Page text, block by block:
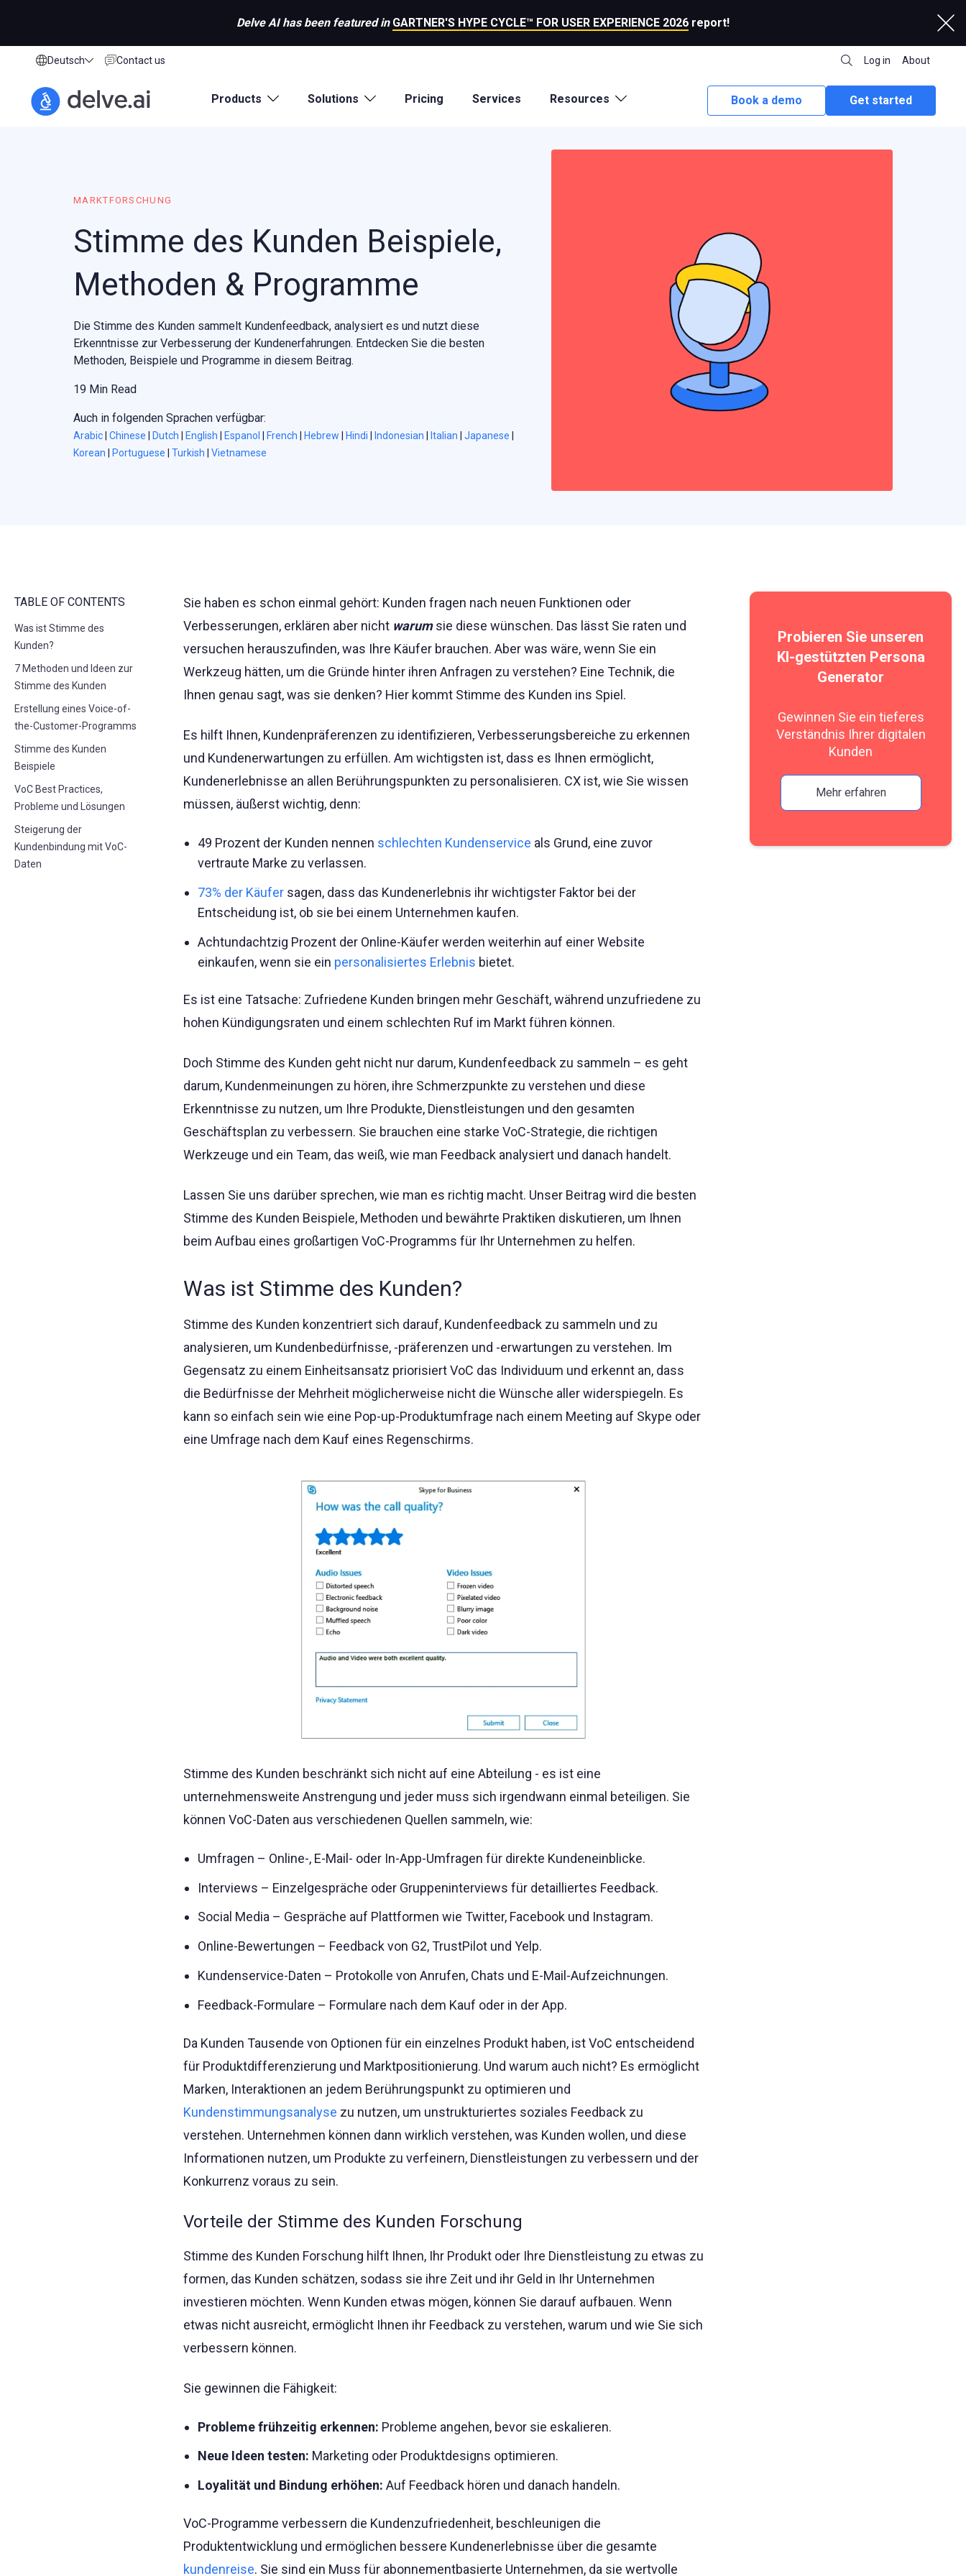
Delve AI has been featured in GARTNER'S HYPE CYCLE™ FOR USER EXPERIENCE 2026 report!
Deutsch Contact us Log in About
Products Solutions Pricing Services Resources Book a demo Get started
MARKTFORSCHUNG
Stimme des Kunden Beispiele,
Methoden & Programme
Die Stimme des Kunden sammelt Kundenfeedback, analysiert es und nutzt diese
Erkenntnisse zur Verbesserung der Kundenerfahrungen. Entdecken Sie die besten
Methoden, Beispiele und Programme in diesem Beitrag.
19 Min Read
Auch in folgenden Sprachen verfügbar:
Arabic| Chinese | Dutch | English | Espanol | French | Hebrew | Hindi | Indonesian | Italian | Japanese |
Korean | Portuguese | Turkish | Vietnamese
TABLE OF CONTENTS
Was ist Stimme des
Kunden?
7 Methoden und Ideen zur
Stimme des Kunden
Erstellung eines Voice-of-
the-Customer-Programms
Stimme des Kunden
Beispiele
VoC Best Practices,
Probleme und Lösungen
Steigerung der
Kundenbindung mit VoC-
Daten
Sie haben es schon einmal gehört: Kunden fragen nach neuen Funktionen oder
Verbesserungen, erklären aber nicht warumsie diese wünschen. Das lässt Sie raten und
versuchen herauszufinden, was Ihre Käufer brauchen. Aber was wäre, wenn Sie ein
Werkzeug hätten, um die Gründe hinter ihren Anfragen zu verstehen? Eine Technik, die
Ihnen genau sagt, was sie denken? Hier kommt Stimme des Kunden ins Spiel.
Es hilft Ihnen, Kundenpräferenzen zu identifizieren, Verbesserungsbereiche zu erkennen
und Kundenerwartungen zu erfüllen. Am wichtigsten ist, dass es Ihnen ermöglicht,
Kundenerlebnisse an allen Berührungspunkten zu personalisieren. CX ist, wie Sie wissen
müssen, äußerst wichtig, denn:
49 Prozent der Kunden nennen schlechten Kundenservice als Grund, eine zuvor
vertraute Marke zu verlassen.
73% der Käufersagen, dass das Kundenerlebnis ihr wichtigster Faktor bei der
Entscheidung ist, ob sie bei einem Unternehmen kaufen.
Achtundachtzig Prozent der Online-Käufer werden weiterhin auf einer Website
einkaufen, wenn sie ein personalisiertes Erlebnis bietet.
Es ist eine Tatsache: Zufriedene Kunden bringen mehr Geschäft, während unzufriedene zu
hohen Kündigungsraten und einem schlechten Ruf im Markt führen können.
Doch Stimme des Kunden geht nicht nur darum, Kundenfeedback zu sammeln – es geht
darum, Kundenmeinungen zu hören, ihre Schmerzpunkte zu verstehen und diese
Erkenntnisse zu nutzen, um Ihre Produkte, Dienstleistungen und den gesamten
Geschäftsplan zu verbessern. Sie brauchen eine starke VoC-Strategie, die richtigen
Werkzeuge und ein Team, das weiß, wie man Feedback analysiert und danach handelt.
Lassen Sie uns darüber sprechen, wie man es richtig macht. Unser Beitrag wird die besten
Stimme des Kunden Beispiele, Methoden und bewährte Praktiken diskutieren, um Ihnen
beim Aufbau eines großartigen VoC-Programms für Ihr Unternehmen zu helfen.
Was ist Stimme des Kunden?
Stimme des Kunden konzentriert sich darauf, Kundenfeedback zu sammeln und zu
analysieren, um Kundenbedürfnisse, -präferenzen und -erwartungen zu verstehen. Im
Gegensatz zu einem Einheitsansatz priorisiert VoC das Individuum und erkennt an, dass
die Bedürfnisse der Mehrheit möglicherweise nicht die Wünsche aller widerspiegeln. Es
kann so einfach sein wie eine Pop-up-Produktumfrage nach einem Meeting auf Skype oder
eine Umfrage nach dem Kauf eines Regenschirms.
Stimme des Kunden beschränkt sich nicht auf eine Abteilung - es ist eine
unternehmensweite Anstrengung und jeder muss sich irgendwann einmal beteiligen. Sie
können VoC-Daten aus verschiedenen Quellen sammeln, wie:
Umfragen – Online-, E-Mail- oder In-App-Umfragen für direkte Kundeneinblicke.
Interviews – Einzelgespräche oder Gruppeninterviews für detailliertes Feedback.
Social Media – Gespräche auf Plattformen wie Twitter, Facebook und Instagram.
Online-Bewertungen – Feedback von G2, TrustPilot und Yelp.
Kundenservice-Daten – Protokolle von Anrufen, Chats und E-Mail-Aufzeichnungen.
Feedback-Formulare – Formulare nach dem Kauf oder in der App.
Da Kunden Tausende von Optionen für ein einzelnes Produkt haben, ist VoC entscheidend
für Produktdifferenzierung und Marktpositionierung. Und warum auch nicht? Es ermöglicht
Marken, Interaktionen an jedem Berührungspunkt zu optimieren und
Kundenstimmungsanalyse zu nutzen, um unstrukturiertes soziales Feedback zu
verstehen. Unternehmen können dann wirklich verstehen, was Kunden wollen, und diese
Informationen nutzen, um Produkte zu verfeinern, Dienstleistungen zu verbessern und der
Konkurrenz voraus zu sein.
Vorteile der Stimme des Kunden Forschung
Stimme des Kunden Forschung hilft Ihnen, Ihr Produkt oder Ihre Dienstleistung zu etwas zu
formen, das Kunden schätzen, sodass sie ihre Zeit und ihr Geld in Ihr Unternehmen
investieren möchten. Wenn Kunden etwas mögen, können Sie darauf aufbauen. Wenn
etwas nicht ausreicht, ermöglicht Ihnen ihr Feedback zu verstehen, warum und wie Sie sich
verbessern können.
Sie gewinnen die Fähigkeit:
Probleme frühzeitig erkennen: Probleme angehen, bevor sie eskalieren.
Neue Ideen testen: Marketing oder Produktdesigns optimieren.
Loyalität und Bindung erhöhen: Auf Feedback hören und danach handeln.
VoC-Programme verbessern die Kundenzufriedenheit, beschleunigen die
Produktentwicklung und ermöglichen bessere Kundenerlebnisse über die gesamte
kundenreise. Sie sind ein Muss für abonnementbasierte Unternehmen, da sie wertvolle
Probieren Sie unseren
KI-gestützten Persona
Generator
Gewinnen Sie ein tieferes
Verständnis Ihrer digitalen
Kunden
Mehr erfahren